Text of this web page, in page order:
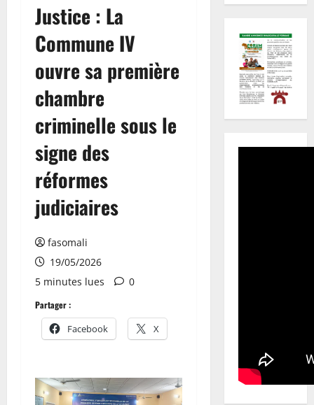
Justice : La
Commune IV
ouvre sa première
chambre
criminelle sous le
signe des
réformes
judiciaires
fasomali
19/05/2026
5 minutes lues
0
Partager :
Facebook X